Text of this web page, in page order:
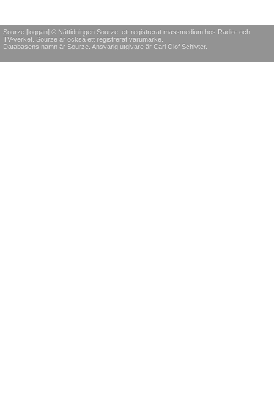
Sourze [loggan] © Nättidningen Sourze, ett registrerat massmedium hos Radio- och
TV-verket. Sourze är också ett registrerat varumärke.
Databasens namn är Sourze. Ansvarig utgivare är Carl Olof Schlyter.